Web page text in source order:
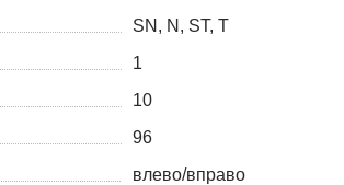
SN, N, ST, T
1
10
96
влево/вправо